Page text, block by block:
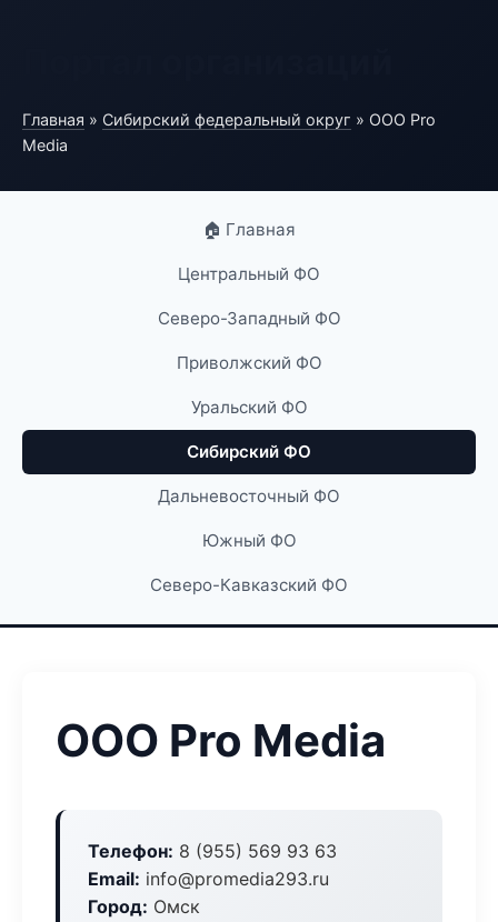
Главная » Сибирский федеральный округ » ООО Pro
Media
🏠 Главная
Центральный ФО
Северо-Западный ФО
Приволжский ФО
Уральский ФО
Сибирский ФО
Дальневосточный ФО
Южный ФО
Северо-Кавказский ФО
ООО Pro Media
Телефон: 8 (955) 569 93 63
Email: info@promedia293.ru
Город: Омск